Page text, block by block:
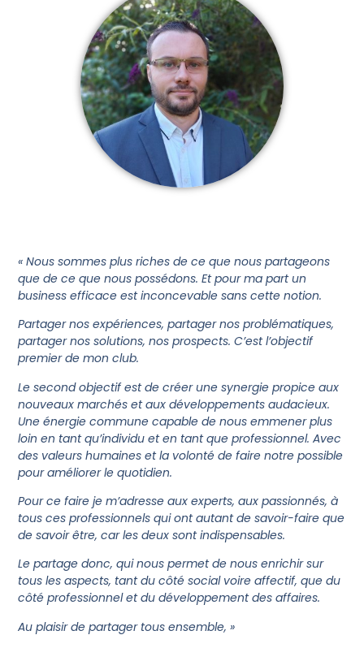
« Nous sommes plus riches de ce que nous partageons
que de ce que nous possédons. Et pour ma part un
business efficace est inconcevable sans cette notion.
Partager nos expériences, partager nos problématiques,
partager nos solutions, nos prospects. C’est l’objectif
premier de mon club.
Le second objectif est de créer une synergie propice aux
nouveaux marchés et aux développements audacieux.
Une énergie commune capable de nous emmener plus
loin en tant qu’individu et en tant que professionnel. Avec
des valeurs humaines et la volonté de faire notre possible
pour améliorer le quotidien.
Pour ce faire je m’adresse aux experts, aux passionnés, à
tous ces professionnels qui ont autant de savoir-faire que
de savoir être, car les deux sont indispensables.
Le partage donc, qui nous permet de nous enrichir sur
tous les aspects, tant du côté social voire affectif, que du
côté professionnel et du développement des affaires.
Au plaisir de partager tous ensemble, »